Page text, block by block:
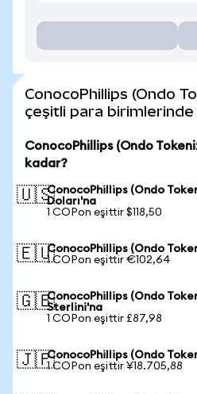
ConocoPhillips (Ondo
çeşitli para birimlerinde
ConocoPhillips (Ondo
kadar?
🇺🇸ConocoPhillips (Ondo
Doları'na
1 COPon eşittir $118,50
🇪🇺ConocoPhillips (Ondo
1 COPon eşittir €102,64
🇬🇧ConocoPhillips (Ondo
Sterlini'na
1 COPon eşittir £87,98
🇯🇵ConocoPhillips (Ondo
1 COPon eşittir ¥18.705,88